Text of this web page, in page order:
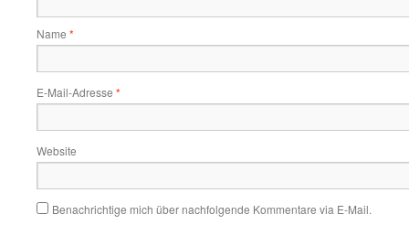
Name *
E-Mail-Adresse *
Website
Benachrichtige mich über nachfolgende Kommentare via E-Mail.